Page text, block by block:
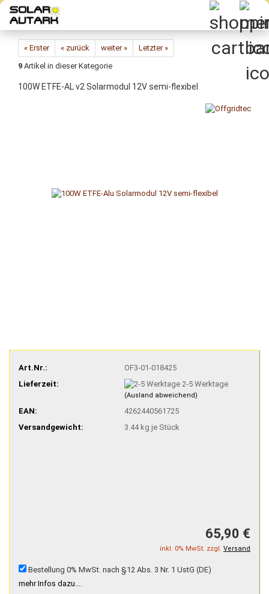
Direkt
zum
Hauptinhalt
« Erster « zurück weiter »
Letzter »
9 Artikel in dieser Kategorie
100W ETFE-​AL v2 So­lar­mo­dul 12V semi-​flexibel
Art.Nr.:
OF3-01-018425
Lieferzeit:
2-5 Werktage
(Ausland abweichend)
EAN:
4262440561725
Versandgewicht:
3.44kg je Stück
65,90 €
inkl. 0% MwSt. zzgl. Versand
Bestellung 0% MwSt. nach §12 Abs. 3 Nr. 1 UstG (DE)
mehr Infos dazu…